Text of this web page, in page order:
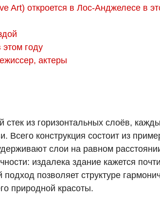
Art) откроется в Лос-Анджелесе в
году
актеры
из горизонтальных слоёв,
Всего конструкция состоит из
слои на равном
издалека здание кажется почти
позволяет структуре
природной красоты.